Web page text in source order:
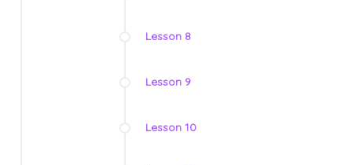
Lesson 8
Lesson 9
Lesson 10